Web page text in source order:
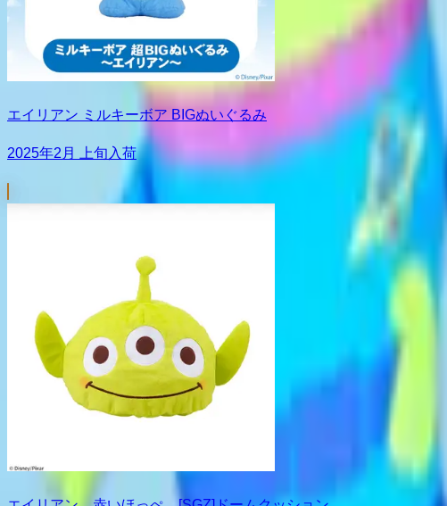
エイリアン ミルキーボア BIGぬいぐるみ
2025年2月 上旬入荷